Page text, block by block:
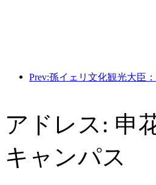
アドレス: 申
キャンパス